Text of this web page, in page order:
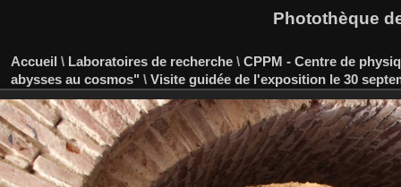
Photothèque
Accueil \ Laboratoires de recherche \ CPPM - Centre de
abysses au cosmos" \ Visite guidée de l'exposition le 30